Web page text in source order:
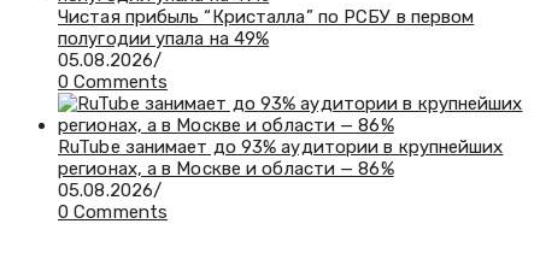
Чистая прибыль “Кристалла” по РСБУ в первом
полугодии упала на 49%
05.08.2026/
0 Comments
RuTube занимает до 93% аудитории в крупнейших
регионах, а в Москве и области — 86%
05.08.2026/
0 Comments